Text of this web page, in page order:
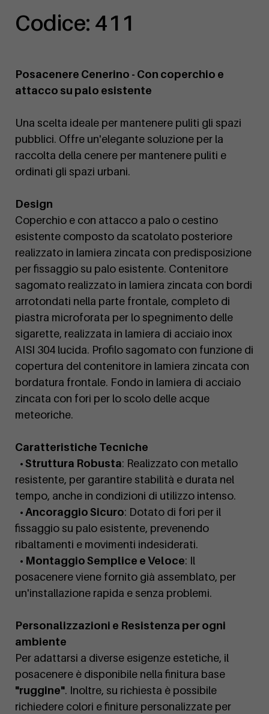
Codice: 411
Posacenere Cenerino - Con coperchio e
attacco su palo esistente
Una scelta ideale per mantenere puliti gli spazi
pubblici. Offre un'elegante soluzione per la
raccolta della cenere per mantenere puliti e
ordinati gli spazi urbani.
Design
Coperchio e con attacco a palo o cestino
esistente composto da scatolato posteriore
realizzato in lamiera zincata con predisposizione
per fissaggio su palo esistente. Contenitore
sagomato realizzato in lamiera zincata con bordi
arrotondati nella parte frontale, completo di
piastra microforata per lo spegnimento delle
sigarette, realizzata in lamiera di acciaio inox
AISI 304 lucida. Profilo sagomato con funzione di
copertura del contenitore in lamiera zincata con
bordatura frontale. Fondo in lamiera di acciaio
zincata con fori per lo scolo delle acque
meteoriche.
Caratteristiche Tecniche
• Struttura Robusta: Realizzato con metallo
resistente, per garantire stabilità e durata nel
tempo, anche in condizioni di utilizzo intenso.
• Ancoraggio Sicuro: Dotato di fori per il
fissaggio su palo esistente, prevenendo
ribaltamenti e movimenti indesiderati.
• Montaggio Semplice e Veloce: Il
posacenere viene fornito già assemblato, per
un'installazione rapida e senza problemi.
Personalizzazioni e Resistenza per ogni
ambiente
Per adattarsi a diverse esigenze estetiche, il
posacenere è disponibile nella finitura base
"ruggine". Inoltre, su richiesta è possibile
richiedere colori e finiture personalizzate per